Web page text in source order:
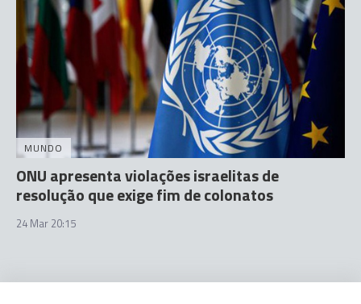
MUNDO
ONU apresenta violações israelitas de
resolução que exige fim de colonatos
24 Mar 20:15